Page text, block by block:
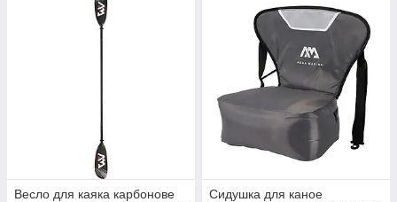
Весло для каяка карбонове
Сидушка для каное